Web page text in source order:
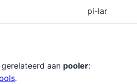
pi-lar
aan pooler:
.